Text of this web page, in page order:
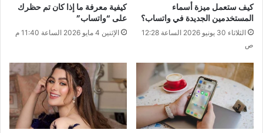
كيف ستعمل ميزة أسماء
المستخدمين الجديدة في واتساب؟
الثلاثاء 30 يونيو 2026 الساعة 12:28
ص
كيفية معرفة ما إذا كان تم حظرك
على “واتساب”
الإثنين 4 مايو 2026 الساعة 11:40 م